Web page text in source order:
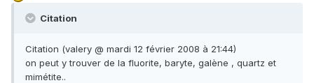
Citation
Citation (valery @ mardi 12 février 2008 à 21:44)
on peut y trouver de la fluorite, baryte, galène , quartz et
mimétite..